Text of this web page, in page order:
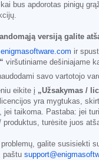
bus apdorotas pinigų
versiją galite
ir
viršutiniame dešiniajame
savo vartotojo
eikite į „Užsakymas /
yra mygtukas,
jei taikoma. Pastaba: jei
produktus, turėsite juos
galite susisiekti
paštu